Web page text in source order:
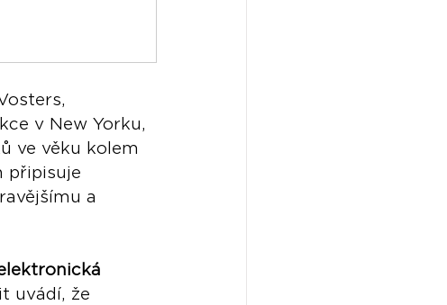
v New Yorku,
ve věku kolem
připisuje
a
uvádí, že